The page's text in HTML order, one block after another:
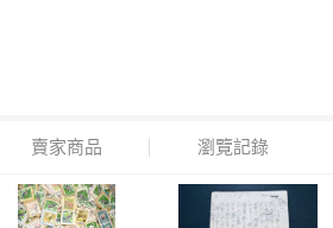
賣家商品 瀏覽記錄